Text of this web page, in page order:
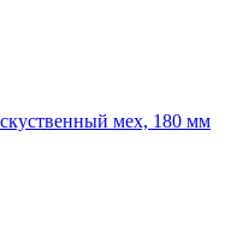
мех, 180 мм